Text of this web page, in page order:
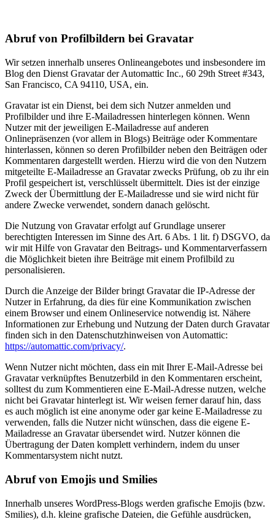
Abruf von Profilbildern bei Gravatar
Wir setzen innerhalb unseres Onlineangebotes und insbesondere im
Blog den Dienst Gravatar der Automattic Inc., 60 29th Street #343,
San Francisco, CA 94110, USA, ein.
Gravatar ist ein Dienst, bei dem sich Nutzer anmelden und
Profilbilder und ihre E-Mailadressen hinterlegen können. Wenn
Nutzer mit der jeweiligen E-Mailadresse auf anderen
Onlinepräsenzen (vor allem in Blogs) Beiträge oder Kommentare
hinterlassen, können so deren Profilbilder neben den Beiträgen oder
Kommentaren dargestellt werden. Hierzu wird die von den Nutzern
mitgeteilte E-Mailadresse an Gravatar zwecks Prüfung, ob zu ihr ein
Profil gespeichert ist, verschlüsselt übermittelt. Dies ist der einzige
Zweck der Übermittlung der E-Mailadresse und sie wird nicht für
andere Zwecke verwendet, sondern danach gelöscht.
Die Nutzung von Gravatar erfolgt auf Grundlage unserer
berechtigten Interessen im Sinne des Art. 6 Abs. 1 lit. f) DSGVO, da
wir mit Hilfe von Gravatar den Beitrags- und Kommentarverfassern
die Möglichkeit bieten ihre Beiträge mit einem Profilbild zu
personalisieren.
Durch die Anzeige der Bilder bringt Gravatar die IP-Adresse der
Nutzer in Erfahrung, da dies für eine Kommunikation zwischen
einem Browser und einem Onlineservice notwendig ist. Nähere
Informationen zur Erhebung und Nutzung der Daten durch Gravatar
finden sich in den Datenschutzhinweisen von Automattic:
https://automattic.com/privacy/.
Wenn Nutzer nicht möchten, dass ein mit Ihrer E-Mail-Adresse bei
Gravatar verknüpftes Benutzerbild in den Kommentaren erscheint,
solltest du zum Kommentieren eine E-Mail-Adresse nutzen, welche
nicht bei Gravatar hinterlegt ist. Wir weisen ferner darauf hin, dass
es auch möglich ist eine anonyme oder gar keine E-Mailadresse zu
verwenden, falls die Nutzer nicht wünschen, dass die eigene E-
Mailadresse an Gravatar übersendet wird. Nutzer können die
Übertragung der Daten komplett verhindern, indem du unser
Kommentarsystem nicht nutzt.
Abruf von Emojis und Smilies
Innerhalb unseres WordPress-Blogs werden grafische Emojis (bzw.
Smilies), d.h. kleine grafische Dateien, die Gefühle ausdrücken,